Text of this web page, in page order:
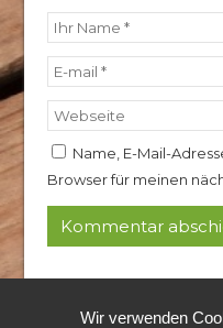
Name, E-Mail-
Browser für meinen
Alle
Wir verwenden